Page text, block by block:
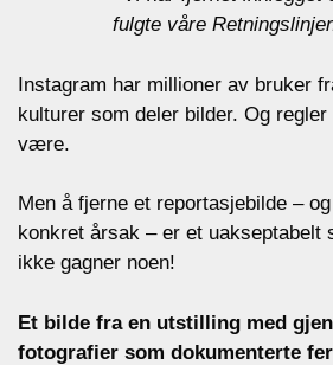
fulgte våre
Instagram har millioner av bruker
kulturer som deler bilder. Og
være.
Men å fjerne et reportasjebilde –
konkret årsak – er et uakseptabelt
ikke gagner noen!
Et bilde fra en utstilling med
fotografier som dokumenterte